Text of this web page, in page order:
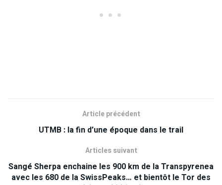
Article précédent
UTMB : la fin d’une époque dans le trail
Articles suivant
Sangé Sherpa enchaine les 900 km de la Transpyrenea
avec les 680 de la SwissPeaks… et bientôt le Tor des